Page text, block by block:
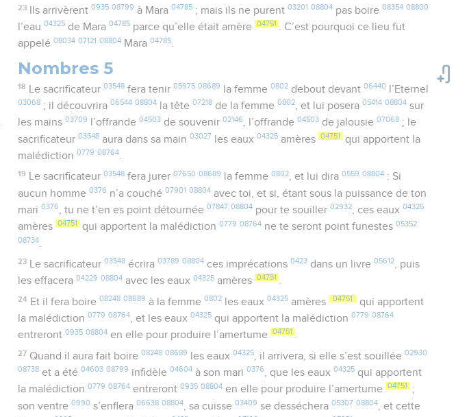
23 Ils arrivèrent 0935 08799 à Mara 04785; mais ils ne purent 03201 08804pas boire 08354 08800
l’eau04325 de Mara04785 parce qu’elle était amère 04751 . C’est pourquoi ce lieu fut
appelé08034 07121 08804 Mara04785.
Nombres 5
18 Le sacrificateur 03548fera tenir 05975 08689 la femme 0802debout devant 06440 l’Eternel
03068 ; il découvrira06544 08804 la tête07218 de la femme0802, et lui posera05414 08804 sur
les mains03709 l’offrande04503 de souvenir02146, l’offrande04503 de jalousie07068 ; le
sacrificateur03548 aura dans sa main03027 les eaux04325 amères 04751
qui apportent la
malédiction0779 08764.
19 Le sacrificateur 03548fera jurer 07650 08689 la femme 0802, et lui dira 0559 08804: Si
aucun homme0376 n’a couché07901 08804 avec toi, et si, étant sous la puissance de ton
mari0376, tu ne t’en es point détournée07847 08804 pour te souiller02932, ces eaux04325
amères 04751 qui apportent la malédiction0779 08764 ne te seront point funestes05352
08734
23 Le sacrificateur 03548écrira 03789 08804ces imprécations 0423dans un livre 05612, puis
les effacera04229 08804 avec les eaux04325 amères 04751 .
24 Et il fera boire 08248 08689 à la femme 0802les eaux 04325amères 04751
qui apportent
la malédiction0779 08764, et les eaux04325 qui apportent la malédiction0779 08764
entreront0935 08804 en elle pour produire l’amertume 04751 .
27 Quand il aura fait boire 08248 08689 les eaux 04325, il arrivera, si elle s’est souillée 02930
08738 et a été04603 08799 infidèle04604 à son mari0376, que les eaux04325 qui apportent
la malédiction0779 08764 entreront0935 08804 en elle pour produire l’amertume 04751
;
son ventre0990 s’enflera06638 08804 , sa cuisse03409 se desséchera05307 08804
, et cette